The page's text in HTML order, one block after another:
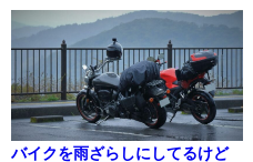
バイクを雨ざらしにしてるけど